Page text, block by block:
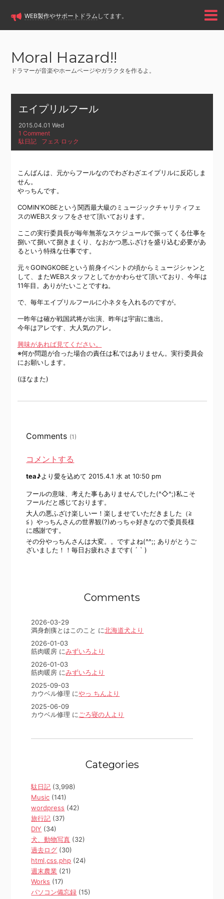
WEB製作やサポートドラム してます。
Moral Hazard!!
ドラマーが音楽やホームページやガラクタを作るよ。
エイプリルフール
2015.04.01 Wed
1 Comment
駄日記
フェス, ロック
こんばんは、元からフールなのでわざわざエイプリルに反応しま
せん。
やっちんです。
COMIN'KOBEという関西最大級のミュージックチャリティフェ
スのWEBスタッフをさせて頂いております。
ここの実行委員長が毎年無茶なスケジュールで振ってくる仕事を
捌いて捌いて捌きまくり、なおかつ悪ふざけを盛り込む必要があ
るという特殊な仕事です。
元々GOINGKOBEという前身イベントの頃からミュージシャンと
して、またWEBスタッフとしてかかわらせて頂いており、今年は
11年目。ありがたいことですね。
で、毎年エイプリルフールに小ネタを入れるのですが。
一昨年は確か戦国武将が出演、昨年は宇宙に進出。
今年はアレです、大人気のアレ。
興味があれば見てください。
※何か問題が合った場合の責任は私ではありません。実行委員会
にお願いします。
(ほなまた)
Comments (1)
コメントする
tea♪より愛を込めて 2015.4.1 水 at 10:50 pm
フールの意味、考えた事もありませんでした(^◇^;)私こそ
フールだと感じております。
大人の悪ふざけ楽しいー！楽しませていただきました（≧
≦）やっちんさんの世界観(?)めっちゃ好きなので委員長様
に感謝です。
その分やっちんさんは大変。。ですよね(^^;; ありがとうご
ざいました！！毎日お疲れさまです( ´ ` )
Comments
2026-03-29
満身創痍とはこのこと に北海道犬より
2026-01-03
筋肉暖房 にみずいろより
2026-01-03
筋肉暖房 にみずいろより
2025-09-03
カウベル修理 にやっ ちんより
2025-06-09
カウベル修理 に ごろ寝の人より
Categories
駄日記 (3,998)
Music (141)
wordpress (42)
旅行記 (37)
DIY (34)
犬、動物写真 (32)
過去ログ (30)
html,css,php (24)
週末農業 (21)
Works (17)
パソコン備忘録 (15)